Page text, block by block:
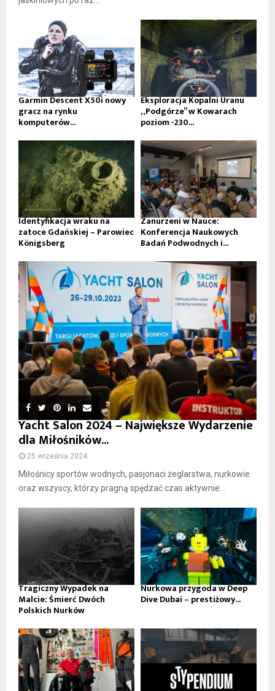
Garmin Descent X50i nowy
gracz na rynku
komputerów...
Eksploracja Kopalni Uranu
„Podgórze” w Kowarach
poziom -230...
Identyfikacja wraku na
zatoce Gdańskiej – Parowiec
Königsberg
Zanurzeni w Nauce:
Konferencja Naukowych
Badań Podwodnych i...
Yacht Salon 2024 – Największe Wydarzenie
dla Miłośników...
25 września 2024
Miłośnicy sportów wodnych, pasjonaci żeglarstwa, nurkowie
oraz wszyscy, którzy pragną spędzać czas aktywnie...
Tragiczny Wypadek na
Malcie: Śmierć Dwóch
Polskich Nurków
Nurkowa przygoda w Deep
Dive Dubai – prestiżowy...